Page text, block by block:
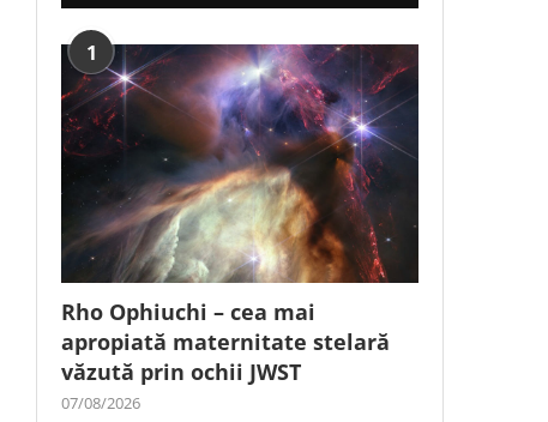
1
Rho Ophiuchi – cea mai
apropiată maternitate stelară
văzută prin ochii JWST
07/08/2026